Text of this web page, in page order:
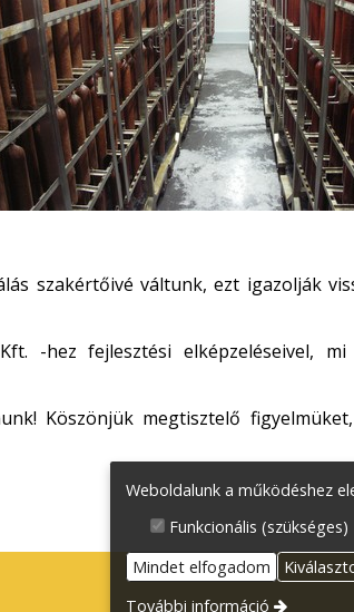
szakértőivé váltunk, ezt igazolják
-hez fejlesztési elképzeléseivel, mi
Köszönjük megtisztelő
Weboldalunk a működéshez
Funkcionális (szükséges)
Mindet elfogadom
További információ